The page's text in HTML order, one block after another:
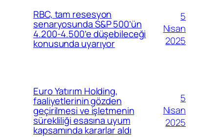
RBC, tam resesyon
senaryosunda S&P 500’ün
4.200-4.500’e düşebileceği
konusunda uyarıyor
5
Nisan
2025
Euro Yatırım Holding,
faaliyetlerinin gözden
geçirilmesi ve işletmenin
sürekliliği esasına uyum
kapsamında kararlar aldı
5
Nisan
2025